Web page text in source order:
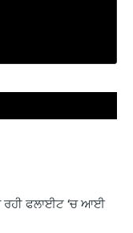
ਰਹੀ ਫਲਾਈਟ ‘ਚ ਆਈ